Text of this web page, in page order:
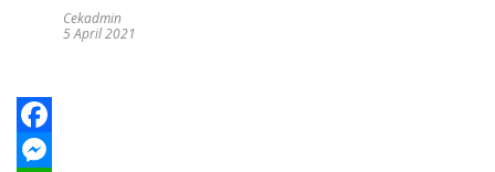
Cekadmin
5 April 2021
F